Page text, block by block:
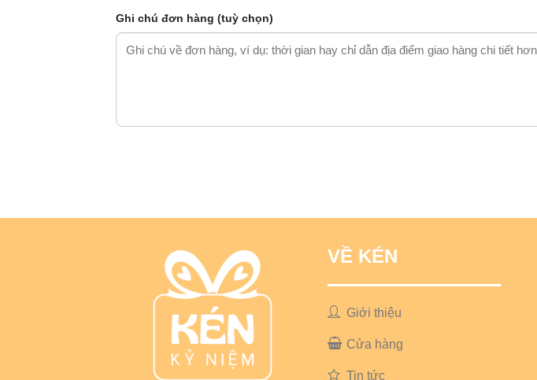
Ghi chú đơn hàng (tuỳ chọn)
VỀ KÉN
Giới thiệu
Cửa hàng
Tin tức